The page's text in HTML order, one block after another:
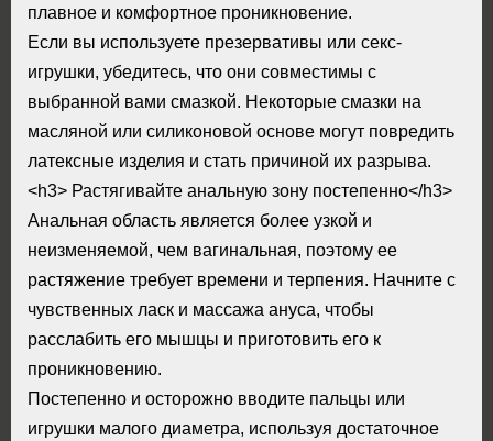
плавное и комфортное проникновение.
Если вы используете презервативы или секс-
игрушки, убедитесь, что они совместимы с
выбранной вами смазкой. Некоторые смазки на
масляной или силиконовой основе могут повредить
латексные изделия и стать причиной их разрыва.
<h3> Растягивайте анальную зону постепенно</h3>
Анальная область является более узкой и
неизменяемой, чем вагинальная, поэтому ее
растяжение требует времени и терпения. Начните с
чувственных ласк и массажа ануса, чтобы
расслабить его мышцы и приготовить его к
проникновению.
Постепенно и осторожно вводите пальцы или
игрушки малого диаметра, используя достаточное